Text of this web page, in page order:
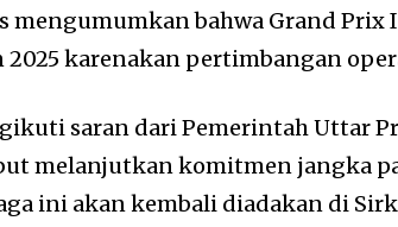
mengumumkan bahwa Grand
2025 karenakan pertimbangan
saran dari Pemerintah Uttar
melanjutkan komitmen jangka
ini akan kembali diadakan di